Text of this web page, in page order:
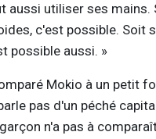
aussi utiliser ses mains.
c'est possible. Soit
possible aussi. »
Mokio à un petit
pas d'un péché
n'a pas à